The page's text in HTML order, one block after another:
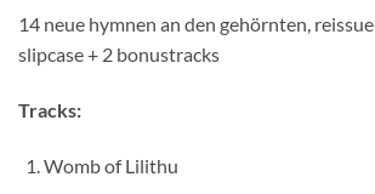
14 neue hymnen an den gehörnten,
slipcase + 2 bonustracks
Tracks:
Womb of Lilithu